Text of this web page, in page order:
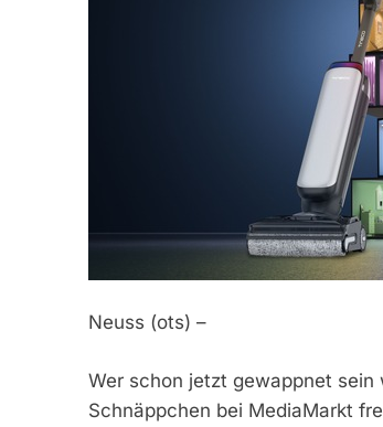
Neuss (ots) –
Wer schon jetzt gewappnet
Schnäppchen bei MediaMarkt